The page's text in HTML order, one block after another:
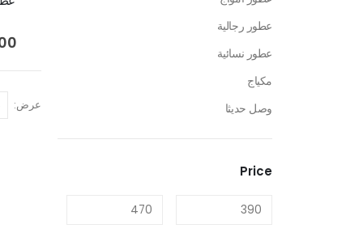
عرض:
عطور رجالية
عطور نسائية
مكياج
وصل حديثا
Price